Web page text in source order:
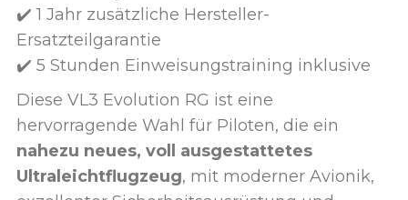
✔️ 1 Jahr zusätzliche Hersteller-
Ersatzteilgarantie
✔️ 5 Stunden Einweisungstraining inklusive
Diese VL3 Evolution RG ist eine
hervorragende Wahl für Piloten, die ein
nahezu neues, voll ausgestattetes
Ultraleichtflugzeug, mit moderner Avionik,